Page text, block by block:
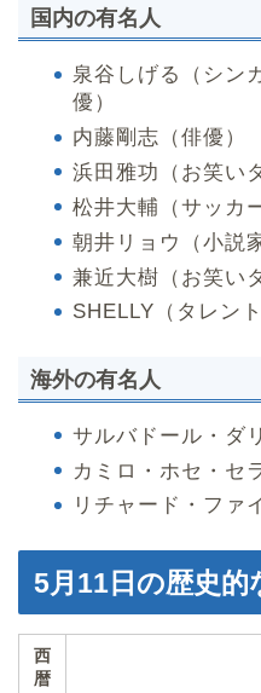
国内の有名人
泉谷しげる（シン
優）
内藤剛志（俳優）
浜田雅功（お笑い
松井大輔（サッカ
朝井リョウ（小説
兼近大樹（お笑い
SHELLY（タレント
海外の有名人
サルバドール・ダ
カミロ・ホセ・セ
リチャード・ファ
5月11日の歴史的
西
暦